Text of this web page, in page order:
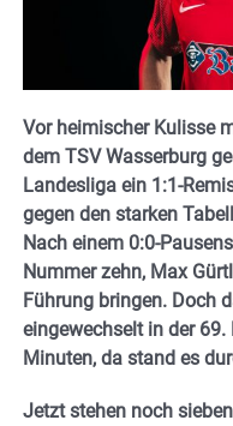
Vor heimischer Kulisse
dem TSV Wasserburg
Landesliga ein 1:1-
gegen den starken
Nach einem 0:0-
Nummer zehn, Max
Führung bringen. Doch
eingewechselt in der 69.
Minuten, da stand es
Jetzt stehen noch